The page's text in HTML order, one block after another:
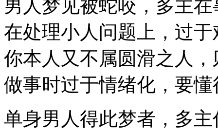
男人梦见被蛇咬，多主
在处理小人问题上，过
你本人又不属圆滑之人
做事时过于情绪化，要
单身男人得此梦者，多